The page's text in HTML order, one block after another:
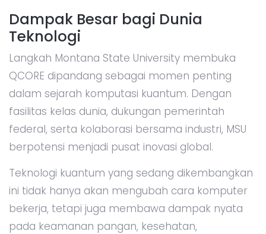
Dampak Besar bagi Dunia
Teknologi
Langkah Montana State University membuka
QCORE dipandang sebagai momen penting
dalam sejarah komputasi kuantum. Dengan
fasilitas kelas dunia, dukungan pemerintah
federal, serta kolaborasi bersama industri, MSU
berpotensi menjadi pusat inovasi global.
Teknologi kuantum yang sedang dikembangkan
ini tidak hanya akan mengubah cara komputer
bekerja, tetapi juga membawa dampak nyata
pada keamanan pangan, kesehatan,